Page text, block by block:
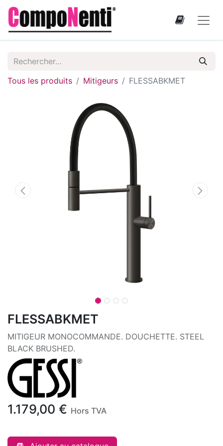
Tous les produits Mitigeurs FLESSABKMET
FLESSABKMET
MITIGEUR MONOCOMMANDE. DOUCHETTE. STEEL
BLACK BRUSHED.
1.179,00 € Hors TVA